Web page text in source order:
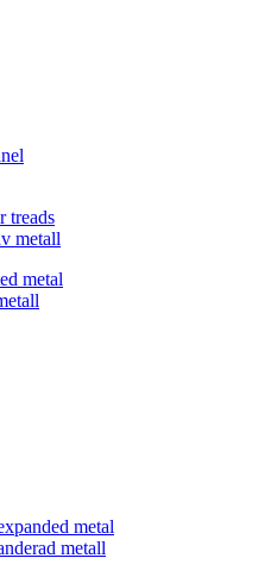
metall
metall